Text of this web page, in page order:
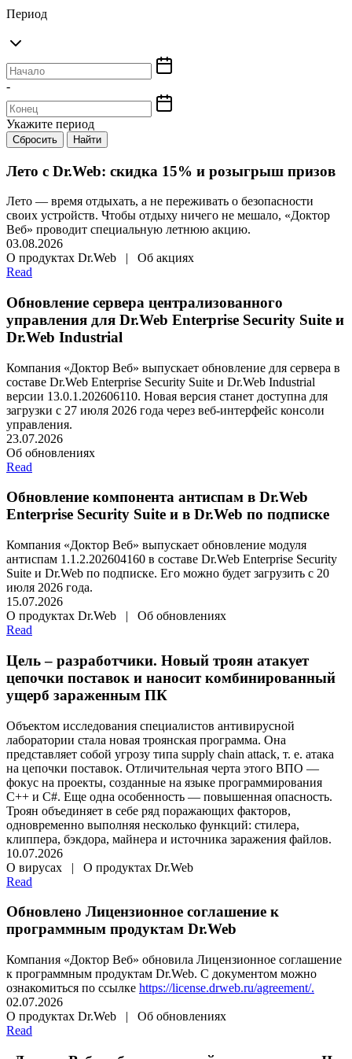
Период
-
Укажите период
Сбросить Найти
Лето с Dr.Web: скидка 15% и розыгрыш призов
Лето — время отдыхать, а не переживать о безопасности
своих устройств. Чтобы отдыху ничего не мешало, «Доктор
Веб» проводит специальную летнюю акцию.
03.08.2026
О продуктах Dr.Web | Об акциях
Read
Обновление сервера централизованного
управления для Dr.Web Enterprise Security Suite и
Dr.Web Industrial
Компания «Доктор Веб» выпускает обновление для сервера в
составе Dr.Web Enterprise Security Suite и Dr.Web Industrial
версии 13.0.1.202606110. Новая версия станет доступна для
загрузки с 27 июля 2026 года через веб-интерфейс консоли
управления.
23.07.2026
Об обновлениях
Read
Обновление компонента антиспам в Dr.Web
Enterprise Security Suite и в Dr.Web по подписке
Компания «Доктор Веб» выпускает обновление модуля
антиспам 1.1.2.202604160 в составе Dr.Web Enterprise Security
Suite и Dr.Web по подписке. Его можно будет загрузить с 20
июля 2026 года.
15.07.2026
О продуктах Dr.Web | Об обновлениях
Read
Цель – разработчики. Новый троян атакует
цепочки поставок и наносит комбинированный
ущерб зараженным ПК
Объектом исследования специалистов антивирусной
лаборатории стала новая троянская программа. Она
представляет собой угрозу типа supply chain attack, т. е. атака
на цепочки поставок. Отличительная черта этого ВПО —
фокус на проекты, созданные на языке программирования
С++ и C#. Еще одна особенность — повышенная опасность.
Троян объединяет в себе ряд поражающих факторов,
одновременно выполняя несколько функций: стилера,
клиппера, бэкдора, майнера и источника заражения файлов.
10.07.2026
О вирусах | О продуктах Dr.Web
Read
Обновлено Лицензионное соглашение к
программным продуктам Dr.Web
Компания «Доктор Веб» обновила Лицензионное соглашение
к программным продуктам Dr.Web. С документом можно
ознакомиться по ссылке https://license.drweb.ru/agreement/.
02.07.2026
О продуктах Dr.Web | Об обновлениях
Read